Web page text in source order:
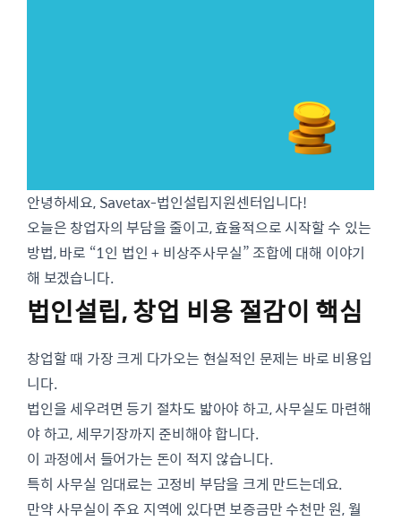
안녕하세요, Savetax-법인설립지원센터입니다!
오늘은 창업자의 부담을 줄이고, 효율적으로 시작할 수 있는
방법, 바로 “1인 법인 + 비상주사무실” 조합에 대해 이야기
해 보겠습니다.
법인설립, 창업 비용 절감이 핵심
창업할 때 가장 크게 다가오는 현실적인 문제는 바로 비용입
니다.
법인을 세우려면 등기 절차도 밟아야 하고, 사무실도 마련해
야 하고, 세무기장까지 준비해야 합니다.
이 과정에서 들어가는 돈이 적지 않습니다.
특히 사무실 임대료는 고정비 부담을 크게 만드는데요.
만약 사무실이 주요 지역에 있다면 보증금만 수천만 원, 월